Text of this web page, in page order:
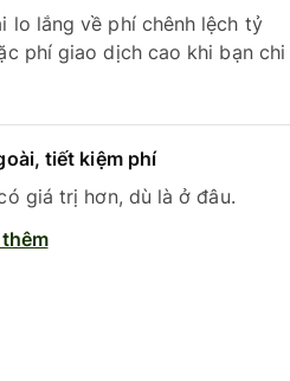
lo lắng về phí chênh lệch tỷ
phí giao dịch cao khi bạn chi
tiết kiệm phí
giá trị hơn, dù là ở đâu.